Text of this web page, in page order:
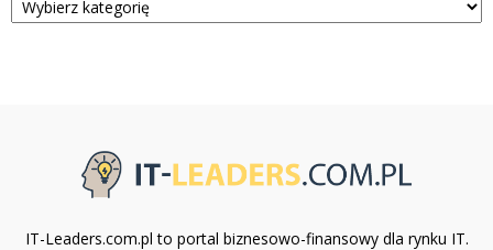
IT-Leaders.com.pl to portal biznesowo-finansowy dla rynku IT.